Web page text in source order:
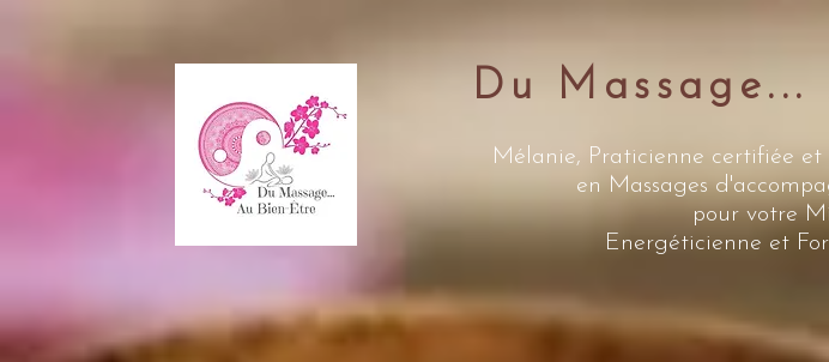
Du
Mélanie, Praticienne certifiée
en Massages
pour votre
Energéticienne et